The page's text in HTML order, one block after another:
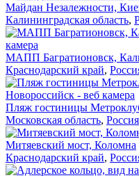
Майдан Незалежности,
Калининградская область,
МАПП Багратионовск,
Краснодарский край,
Пляж гостиницы
Московская область, Россия
Митяевский мост, Коломна
Краснодарский край,